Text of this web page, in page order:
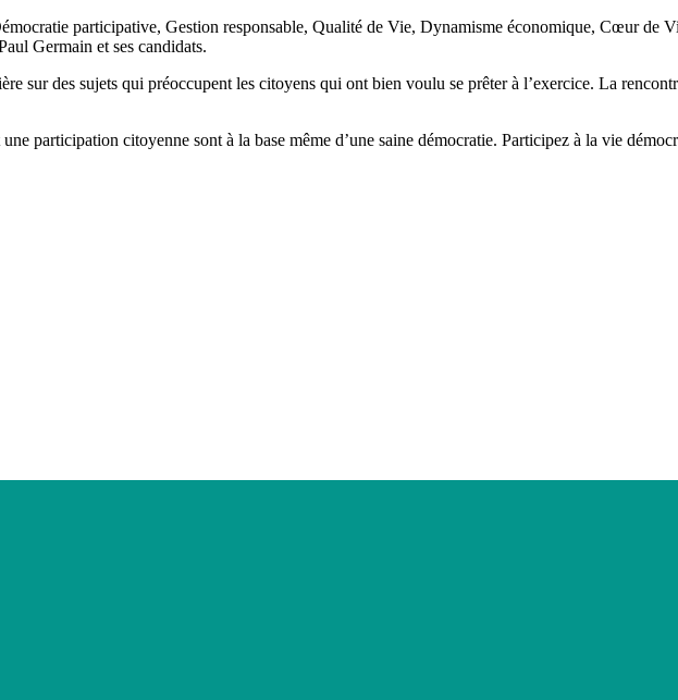
participative, Gestion responsable, Qualité de Vie, Dynamisme économique, Cœur de
Germain et ses candidats.
sur des sujets qui préoccupent les citoyens qui ont bien voulu se prêter à l’exercice. La
participation citoyenne sont à la base même d’une saine démocratie. Participez à la vie